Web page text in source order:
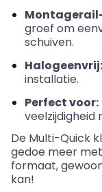
groef om
schuiven.
Halogeenvrij:
installatie.
Perfect voor:
veelzijdigheid
De Multi-Quick
gedoe meer
formaat,
kan!